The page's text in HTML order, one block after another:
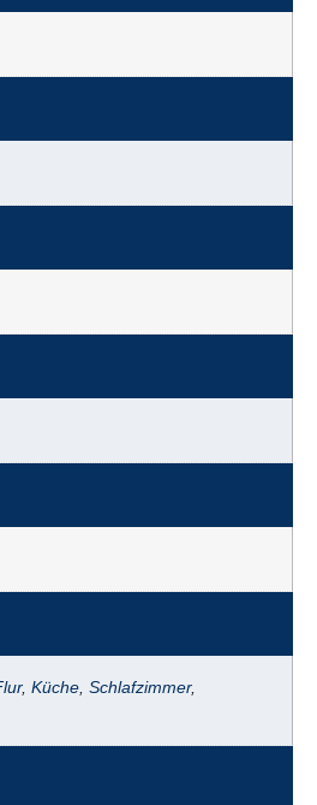
, Küche Schlafzimmer,